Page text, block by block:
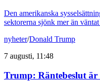
Den amerikanska
sektorerna sjönk mer än
nyheter/Donald Trump
7 augusti, 11:48
Trump: Räntebeslut